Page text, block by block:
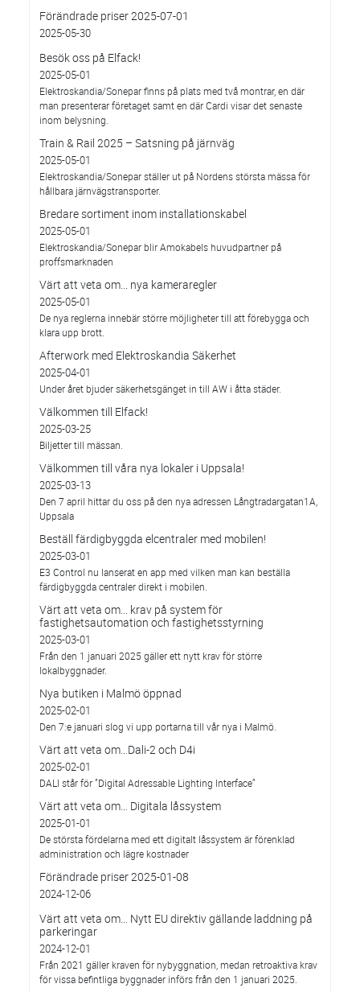
Förändrade priser 2025-07-01
2025-05-30
Besök oss på Elfack!
2025-05-01
Elektroskandia/Sonepar finns på plats med två montrar, en där
man presenterar företaget samt en där Cardi visar det senaste
inom belysning.
Train & Rail 2025 – Satsning på järnväg
2025-05-01
Elektroskandia/Sonepar ställer ut på Nordens största mässa för
hållbara järnvägstransporter.
Bredare sortiment inom installationskabel
2025-05-01
Elektroskandia/Sonepar blir Amokabels huvudpartner på
proffsmarknaden
Värt att veta om... nya kameraregler
2025-05-01
De nya reglerna innebär större möjligheter till att förebygga och
klara upp brott.
Afterwork med Elektroskandia Säkerhet
2025-04-01
Under året bjuder säkerhetsgänget in till AW i åtta städer.
Välkommen till Elfack!
2025-03-25
Biljetter till mässan.
Välkommen till våra nya lokaler i Uppsala!
2025-03-13
Den 7 april hittar du oss på den nya adressen Långtradargatan1A,
Uppsala
Beställ färdigbyggda elcentraler med mobilen!
2025-03-01
E3 Control nu lanserat en app med vilken man kan beställa
färdigbyggda centraler direkt i mobilen.
Värt att veta om... krav på system för
fastighetsautomation och fastighetsstyrning
2025-03-01
Från den 1 januari 2025 gäller ett nytt krav för större
lokalbyggnader.
Nya butiken i Malmö öppnad
2025-02-01
Den 7:e januari slog vi upp portarna till vår nya i Malmö.
Värt att veta om…Dali-2 och D4i
2025-02-01
DALI står för ”Digital Adressable Lighting Interface”
Värt att veta om… Digitala låssystem
2025-01-01
De största fördelarna med ett digitalt låssystem är förenklad
administration och lägre kostnader
Förändrade priser 2025-01-08
2024-12-06
Värt att veta om… Nytt EU direktiv gällande laddning på
parkeringar
2024-12-01
Från 2021 gäller kraven för nybyggnation, medan retroaktiva krav
för vissa befintliga byggnader införs från den 1 januari 2025.